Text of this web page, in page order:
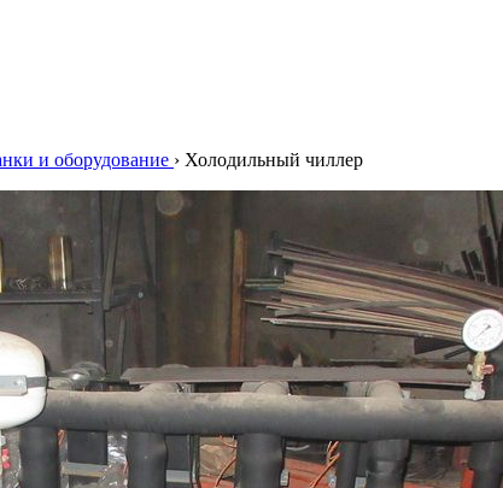
и оборудование › Холодильный чиллер